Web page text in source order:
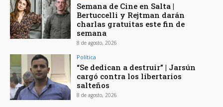
Semana de Cine en Salta |
Bertuccelli y Rejtman darán
charlas gratuitas este fin de
semana
8 de agosto, 2026
Política
“Se dedican a destruir” | Jarsún
cargó contra los libertarios
salteños
8 de agosto, 2026